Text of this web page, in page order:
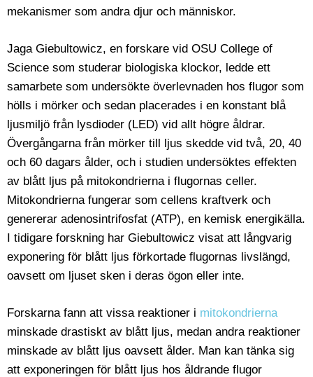
mekanismer som andra djur och människor.
Jaga Giebultowicz, en forskare vid OSU College of
Science som studerar biologiska klockor, ledde ett
samarbete som undersökte överlevnaden hos flugor som
hölls i mörker och sedan placerades i en konstant blå
ljusmiljö från lysdioder (LED) vid allt högre åldrar.
Övergångarna från mörker till ljus skedde vid två, 20, 40
och 60 dagars ålder, och i studien undersöktes effekten
av blått ljus på mitokondrierna i flugornas celler.
Mitokondrierna fungerar som cellens kraftverk och
genererar adenosintrifosfat (ATP), en kemisk energikälla.
I tidigare forskning har Giebultowicz visat att långvarig
exponering för blått ljus förkortade flugornas livslängd,
oavsett om ljuset sken i deras ögon eller inte.
Forskarna fann att vissa reaktioner i mitokondrierna
minskade drastiskt av blått ljus, medan andra reaktioner
minskade av blått ljus oavsett ålder. Man kan tänka sig
att exponeringen för blått ljus hos åldrande flugor